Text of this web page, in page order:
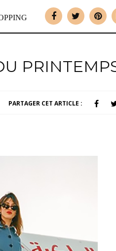
PARTAGER CET ARTICLE :